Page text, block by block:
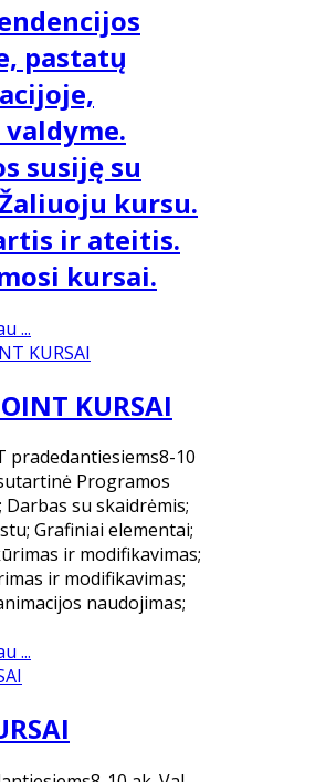
pastatų
susiję su
kursu.
ir ateitis.
kursai.
...
KURSAI
pradedantiesiems8-10
Programos
su skaidrėmis;
Grafiniai elementai;
ir modifikavimas;
ir modifikavimas;
naudojimas;
...